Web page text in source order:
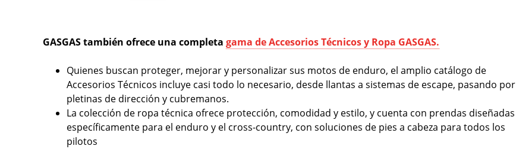
GASGAS también ofrece una completa gama de Accesorios Técnicos y Ropa GASGAS.
Quienes buscan proteger, mejorar y personalizar sus motos de enduro, el amplio catálogo de
Accesorios Técnicos incluye casi todo lo necesario, desde llantas a sistemas de escape, pasando por
pletinas de dirección y cubremanos.
La colección de ropa técnica ofrece protección, comodidad y estilo, y cuenta con prendas diseñadas
específicamente para el enduro y el cross-country, con soluciones de pies a cabeza para todos los
pilotos